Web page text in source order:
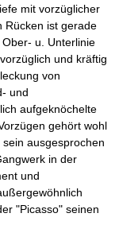
mit vorzüglicher
Rücken ist gerade
u. Unterlinie
und kräftig
von
und
aufgeknöchelte
gehört wohl
ausgesprochen
in der
und
"Picasso" seinen